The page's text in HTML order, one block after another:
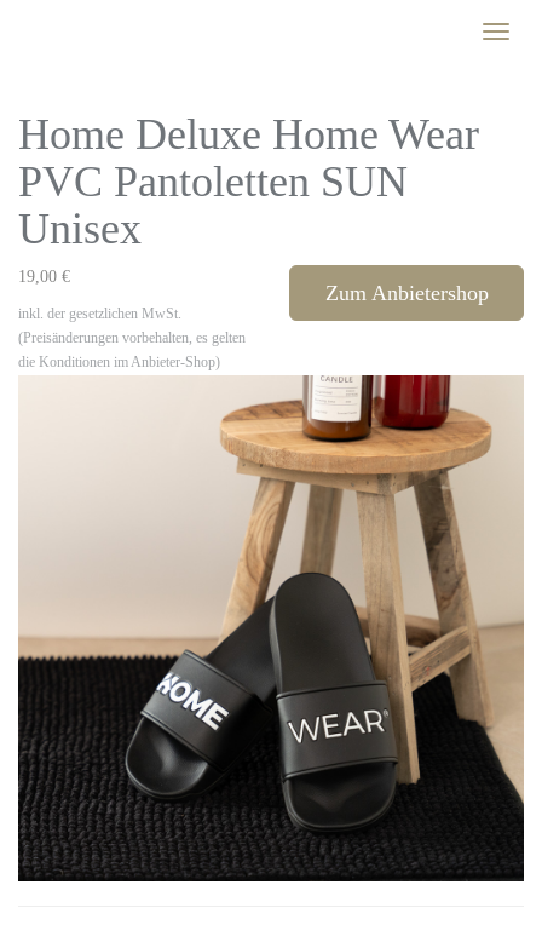
Toggle
Home Deluxe Home Wear
PVC Pantoletten SUN
Unisex
19,00 €
inkl. der gesetzlichen MwSt.
(Preisänderungen vorbehalten, es gelten
die Konditionen im Anbieter-Shop)
Zum Anbietershop